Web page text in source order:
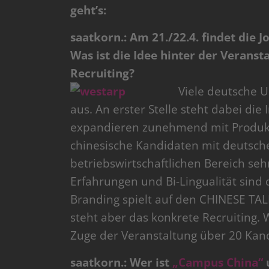
geht’s:
saatkorn.: Am 21./22.4. findet die
Was ist die Idee hinter der
Recruiting?
Viele deutsche
aus. An erster Stelle steht dabei
expandieren zunehmend mit
chinesische Kandidaten mit
betriebswirtschaftlichen Bereich
Erfahrungen und Bi-Lingualität
Branding spielt auf den CHINESE
steht aber das konkrete Recruiting.
Zuge der Veranstaltung über 20
saatkorn.: Wer ist „Campus China“